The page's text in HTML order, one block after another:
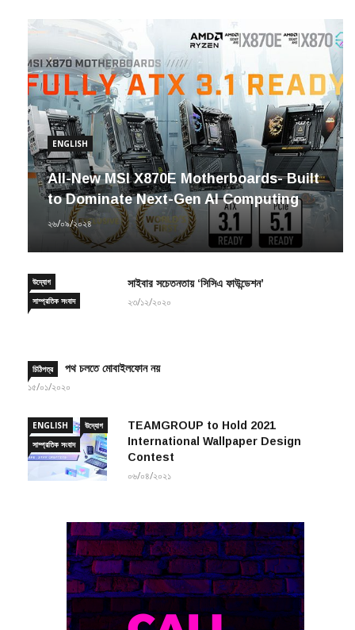
ENGLISH
All-New MSI X870E Motherboards- Built
to Dominate Next-Gen AI Computing
২৬/০৯/২০২৪
সাম্প্রতিক সংবাদ
২৩/১২/২০২০
১৫/০১/২০২০
সাম্প্রতিক সংবাদ
International Wallpaper Design
Contest
০৬/০৪/২০২১